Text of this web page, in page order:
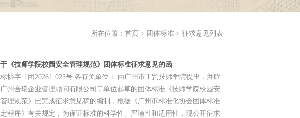
所在位置： 首页 > 团体标准 > 征求意见列表
《技师学院校园安全管理规范》团体标准征求意见的函
协字〔团2026〕023号 各有关单位： 由广州市工贸技师学院提出，并联
州合瑞企业管理顾问有限公司等单位起草的团体标准《技师学院校园安
理规范》已完成征求意见稿的编制，根据《广州市标准化协会团体标准
程序》有关规定，为保证标准的科学性、严谨性和适用性，现公开征求